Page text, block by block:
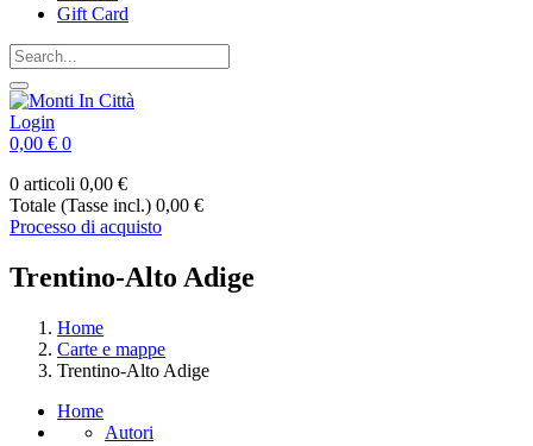
Gift Card
Login
0,00 € 0
0 articoli 0,00 €
Totale (Tasse incl.) 0,00 €
Processo di acquisto
Trentino-Alto Adige
Home
Carte e mappe
Trentino-Alto Adige
Home
Autori